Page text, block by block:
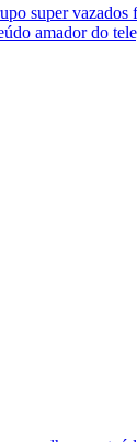
super vazados
amador do